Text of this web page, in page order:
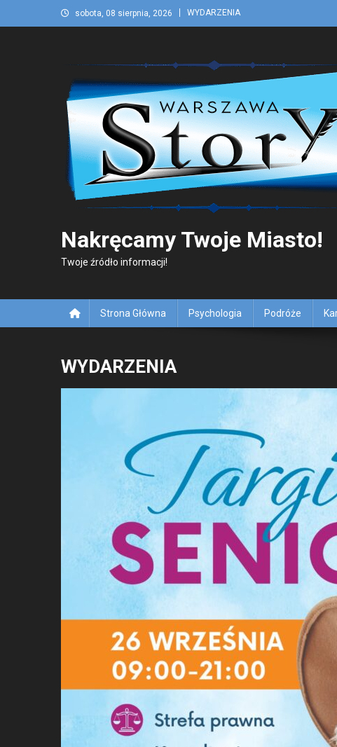
to
sobota, 08 sierpnia, 2026 WYDARZENIA
Nakręcamy Twoje Miasto!
Twoje źródło informacji!
Strona Główna Psychologia Podróże
WYDARZENIA